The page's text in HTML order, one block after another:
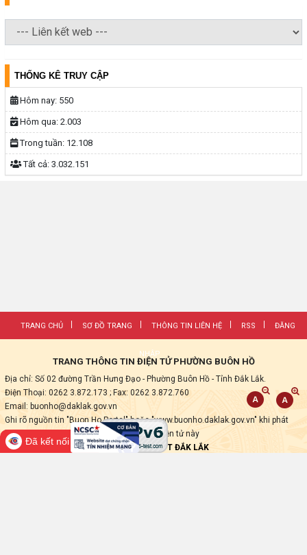
THỐNG KÊ TRUY CẬP
Hôm nay: 550
Hôm qua: 2.003
Trong tuần: 12.108
Tất cả: 3.032.151
TRANG CHỦ SƠ ĐỒ TRANG THÔNG TIN LIÊN HỆ RSS ĐĂNG
NHẬP
TRANG THÔNG TIN ĐIỆN TỬ PHƯỜNG BUÔN HỒ
Địa chỉ: Số 02 đường Trần Hưng Đạo - Phường Buôn Hồ - Tỉnh Đắk Lắk.
Điện Thoại: 0262 3.872.173 ; Fax: 0262 3.872.760
Email: buonho@daklak.gov.vn
Ghi rõ nguồn tin "Buon Ho Portal" hoặc "www.buonho.daklak.gov.vn" khi phát
hành lại các thông tin từ Trang thông tin điện tử này
Thực hiện bởiVNPT ĐẮK LẮK
Đã kết nối EMC